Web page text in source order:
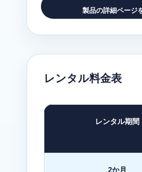
製品の詳細ページ
レンタル料金表
レンタル期間
2か月